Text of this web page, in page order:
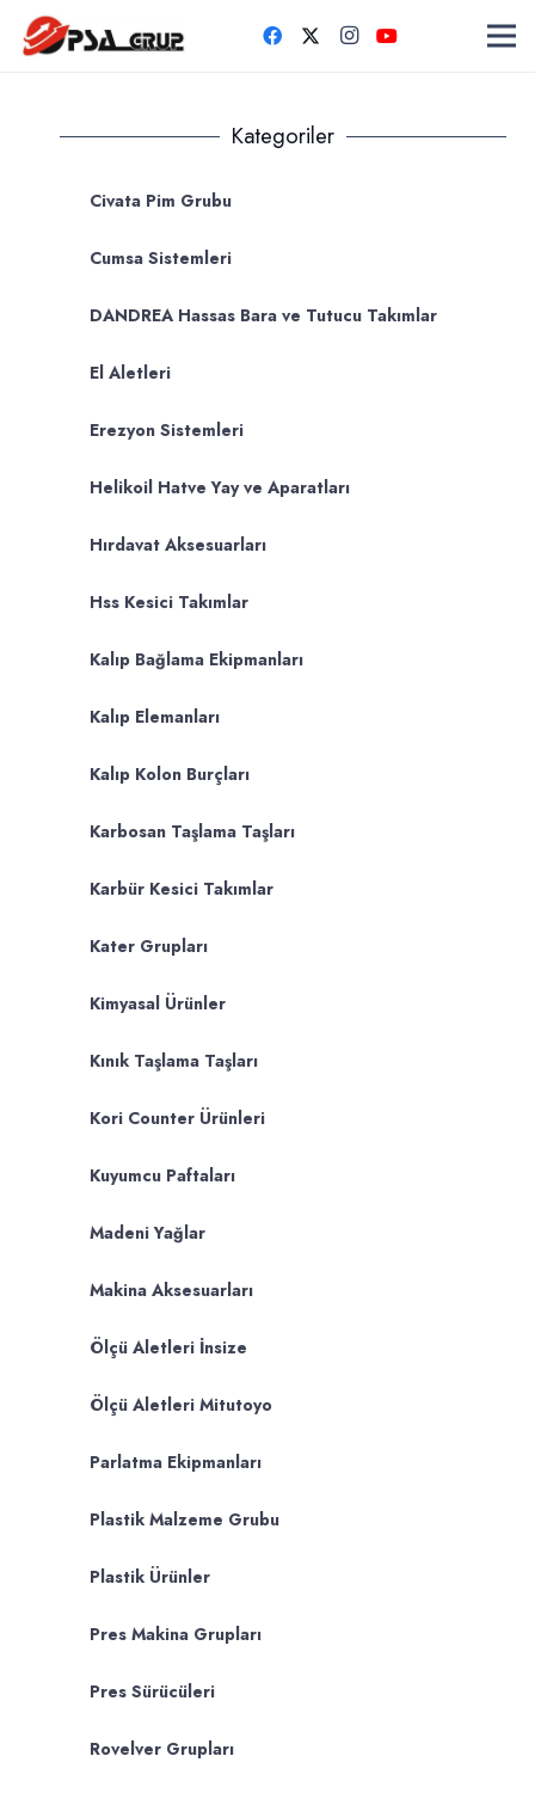
Kategoriler
Civata Pim Grubu
Cumsa Sistemleri
DANDREA Hassas Bara ve Tutucu Takımlar
El Aletleri
Erezyon Sistemleri
Helikoil Hatve Yay ve Aparatları
Hırdavat Aksesuarları
Hss Kesici Takımlar
Kalıp Bağlama Ekipmanları
Kalıp Elemanları
Kalıp Kolon Burçları
Karbosan Taşlama Taşları
Karbür Kesici Takımlar
Kater Grupları
Kimyasal Ürünler
Kınık Taşlama Taşları
Kori Counter Ürünleri
Kuyumcu Paftaları
Madeni Yağlar
Makina Aksesuarları
Ölçü Aletleri İnsize
Ölçü Aletleri Mitutoyo
Parlatma Ekipmanları
Plastik Malzeme Grubu
Plastik Ürünler
Pres Makina Grupları
Pres Sürücüleri
Rovelver Grupları